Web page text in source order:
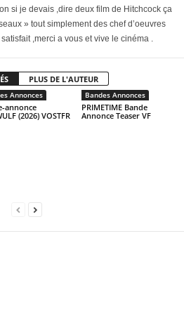
si je devais ,dire deux film de Hitchcock ça
» tout simplement des chef d’oeuvres
,merci a vous et vive le cinéma .
PLUS DE L'AUTEUR
Annonces
annonce
(2026) VOSTFR
Bandes Annonces
PRIMETIME Bande
Annonce Teaser VF